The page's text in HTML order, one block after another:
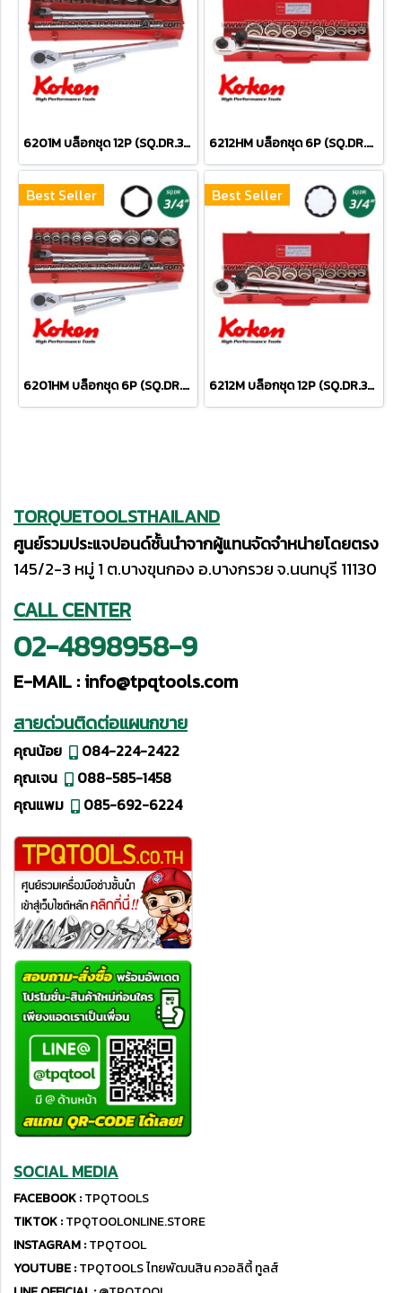
6201M บล็อกชุด 12P (SQ.DR.3/4") Socket Set 6212HM บล็อกชุด 6P (SQ.DR.3/4") Socket Set
Best Seller
6201HM บล็อกชุด 6P (SQ.DR.3/4") Socket Set
Best Seller
6212M บล็อกชุด 12P (SQ.DR.3/4") Socket Set
TORQUETOOLSTHAILAND
ศูนย์รวมประแจปอนด์ชั้นนำจากผู้แทนจัดจำหน่ายโดยตรง
145/2-3 หมู่ 1 ต.บางขุนกอง อ.บางกรวย จ.นนทบุรี 11130
CALL CENTER
02-4898958-9
E-MAIL :info@tpqtools.com
สายด่วนติดต่อแผนกขาย
คุณน้อย
084-224-2422
คุณเจน
088-585-1458
คุณแพม
085-692-6224
SOCIAL MEDIA
FACEBOOK :TPQTOOLS
TIKTOK :TPQTOOLONLINE.STORE
INSTAGRAM :TPQTOOL
YOUTUBE :TPQTOOLS ไทยพัฒนสิน ควอลิตี้ ทูลส์